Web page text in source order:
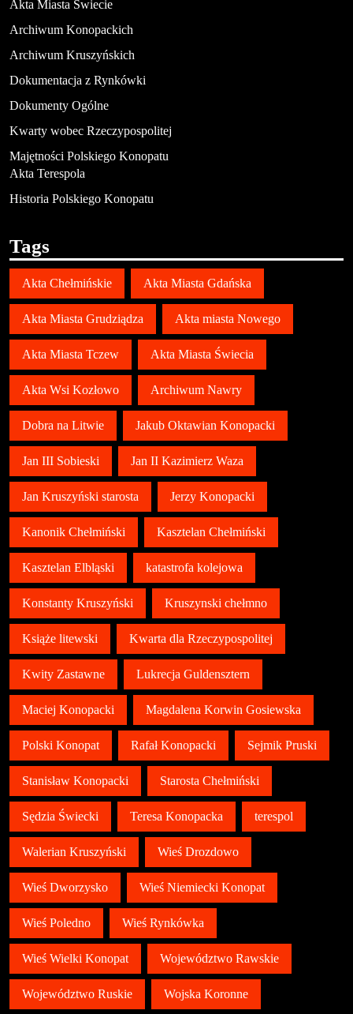
Akta Miasta Świecie
Archiwum Konopackich
Archiwum Kruszyńskich
Dokumentacja z Rynkówki
Dokumenty Ogólne
Kwarty wobec Rzeczypospolitej
Majętności Polskiego Konopatu
Akta Terespola
Historia Polskiego Konopatu
Tags
Akta Chełmińskie Akta Miasta Gdańska
Akta Miasta Grudziądza Akta miasta Nowego
Akta Miasta Tczew Akta Miasta Świecia
Akta Wsi Kozłowo Archiwum Nawry
Dobra na Litwie Jakub Oktawian Konopacki
Jan III Sobieski Jan II Kazimierz Waza
Jan Kruszyński starosta Jerzy Konopacki
Kanonik Chełmiński Kasztelan Chełmiński
Kasztelan Elbląski katastrofa kolejowa
Konstanty Kruszyński Kruszynski chełmno
Książe litewski Kwarta dla Rzeczypospolitej
Kwity Zastawne Lukrecja Guldensztern
Maciej Konopacki Magdalena Korwin Gosiewska
Polski Konopat Rafał Konopacki Sejmik Pruski
Stanisław Konopacki Starosta Chełmiński
Sędzia Świecki Teresa Konopacka terespol
Walerian Kruszyński Wieś Drozdowo
Wieś Dworzysko Wieś Niemiecki Konopat
Wieś Poledno Wieś Rynkówka
Wieś Wielki Konopat Województwo Rawskie
Województwo Ruskie Wojska Koronne